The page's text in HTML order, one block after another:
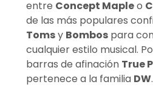
entre Concept Mapleo
de las más populares
Tomsy Bombos para
cualquier estilo musical.
barras de afinación True
pertenece a la familia DW.